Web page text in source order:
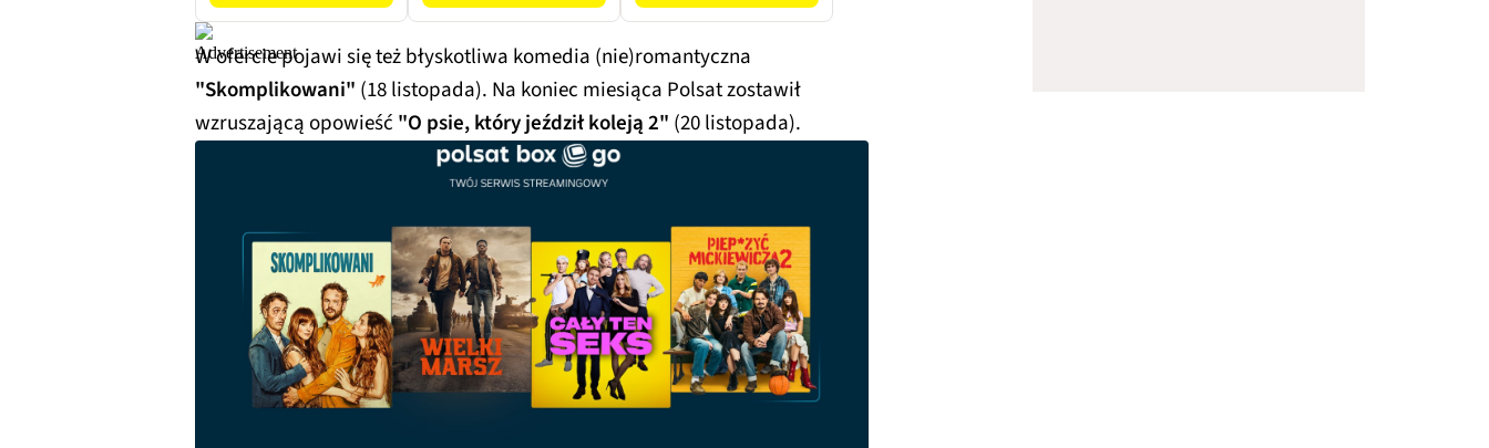
W ofercie pojawi się też błyskotliwa komedia (nie)romantyczna
"Skomplikowani" (18 listopada). Na koniec miesiąca Polsat zostawił
wzruszającą opowieść "O psie, który jeździł koleją 2" (20 listopada).